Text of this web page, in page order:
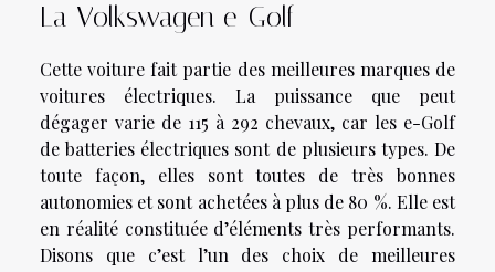
La Volkswagen e-Golf
Cette voiture fait partie des meilleures marques de
voitures électriques. La puissance que peut
dégager varie de 115 à 292 chevaux, car les e-Golf
de batteries électriques sont de plusieurs types. De
toute façon, elles sont toutes de très bonnes
autonomies et sont achetées à plus de 80 %. Elle est
en réalité constituée d’éléments très performants.
Disons que c’est l’un des choix de meilleures